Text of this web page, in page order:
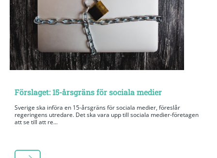
Förslaget: 15-årsgräns för sociala medier
Sverige ska införa en 15-årsgräns för sociala medier, föreslår
regeringens utredare. Det ska vara upp till sociala medier-företagen
att se till att re...